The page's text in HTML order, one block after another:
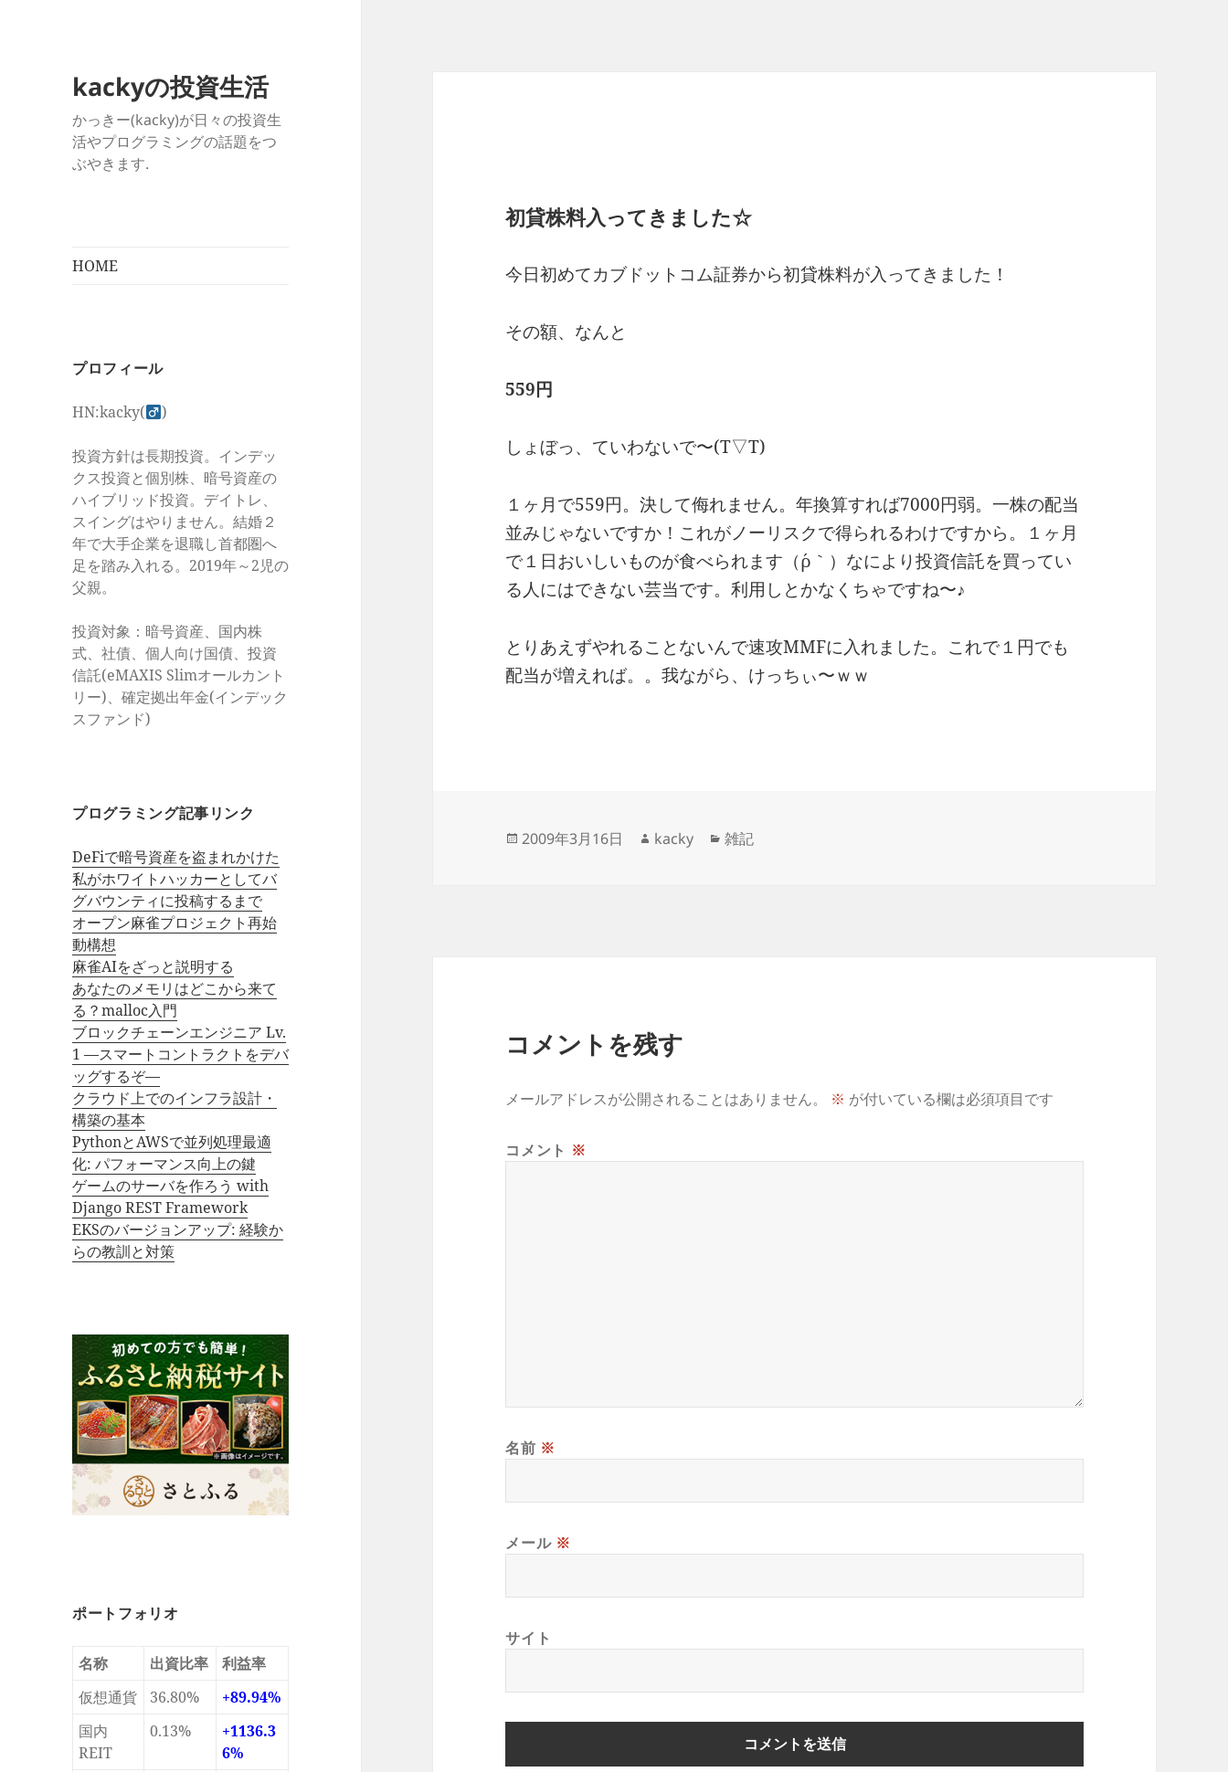
kackyの投資生活
かっきー(kacky)が日々の投資生
活やプログラミングの話題をつ
ぶやきます.
HOME
プロフィール
HN:kacky( )
投資方針は長期投資。インデッ
クス投資と個別株、暗号資産の
ハイブリッド投資。デイトレ、
スイングはやりません。結婚２
年で大手企業を退職し首都圏へ
足を踏み入れる。2019年～2児の
父親。
投資対象：暗号資産、国内株
式、社債、個人向け国債、投資
信託(eMAXIS Slimオールカント
リー)、確定拠出年金(インデック
スファンド)
プログラミング記事リンク
DeFiで暗号資産を盗まれかけた
私がホワイトハッカーとしてバ
グバウンティに投稿するまで
オープン麻雀プロジェクト再始
動構想
麻雀AIをざっと説明する
あなたのメモリはどこから来て
る？malloc入門
ブロックチェーンエンジニア Lv.
1 —スマートコントラクトをデバ
ッグするぞ—
クラウド上でのインフラ設計・
構築の基本
PythonとAWSで並列処理最適
化: パフォーマンス向上の鍵
ゲームのサーバを作ろう with
Django REST Framework
EKSのバージョンアップ: 経験か
らの教訓と対策
ポートフォリオ
名称 出資比率
利益率
仮想通貨
36.80%
+89.94%
国内
REIT
0.13%
+1136.3
6%
初貸株料入ってきました☆
今日初めてカブドットコム証券から初貸株料が入ってきました！
その額、なんと
559円
しょぼっ、ていわないで〜(T▽T)
１ヶ月で559円。決して侮れません。年換算すれば7000円弱。一株の配当
並みじゃないですか！これがノーリスクで得られるわけですから。１ヶ月
で１日おいしいものが食べられます（´ρ｀）なにより投資信託を買ってい
る人にはできない芸当です。利用しとかなくちゃですね〜♪
とりあえずやれることないんで速攻MMFに入れました。これで１円でも
配当が増えれば。。我ながら、けっちぃ〜ｗｗ
投
2009年3月16日
作
kacky
カ
雑記
コメントを残す
メールアドレスが公開されることはありません。 ※ が付いている欄は必須項目です
コメント ※
名前 ※
メール ※
サイト